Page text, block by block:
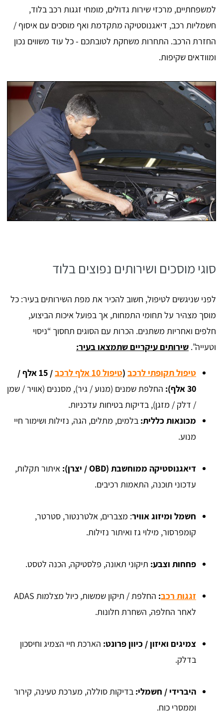
למשפחתיים, מרכזי שירות גדולים, מומחי זגגות רכב בלוד,
חשמליות רכב, דיאגנוסטיקה מתקדמת ואף מוסכים עם איסוף /
החזרת הרכב. התחרות משחקת לטובתכם - כל עוד משווים נכון
ומוודאים שקיפות.
סוגי מוסכים ושירותים נפוצים בלוד
לפני שניגשים לטיפול, חשוב להכיר את מפת השירותים בעיר: כל
מוסך מצהיר על תחומי התמחות, אך בפועל איכות הביצוע,
חלפים ואחריות משתנים. הכרות עם הסוגים תחסוך “ניסוי
וטעייה”. שירותים עיקריים שתמצאו בעיר:
טיפול תקופתי לרכב (טיפול 10 אלף לרכב
/ 15 אלף /
30 אלף):
החלפת שמנים (מנוע / גיר), מסננים (אוויר / שמן
/ דלק / מזגן), בדיקות בטיחות עדכניות.
מכונאות כללית: בלמים, מתלים, הגה, נזילות ושימור חיי
מנוע.
דיאגנוסטיקה ממוחשבת (OBD / יצרן):
איתור תקלות,
עדכוני תוכנה, התאמות רכיבים.
חשמל ומיזוג אוויר: מצברים, אלטרנטור, סטרטר,
קומפרסור, מילוי גז ואיתור נזילות.
פחחות וצבע: תיקוני תאונה, פלסטיקה, הכנה לטסט.
זגגות רכב:
החלפת / תיקון שמשות, כיול מצלמות ADAS
לאחר החלפה, השחרת חלונות.
צמיגים ואיזון / כיוון פרונט: הארכת חיי הצמיג וחיסכון
בדלק.
היברידי / חשמלי: בדיקות סוללה, מערכת טעינה, קירור
וממסרי כוח.